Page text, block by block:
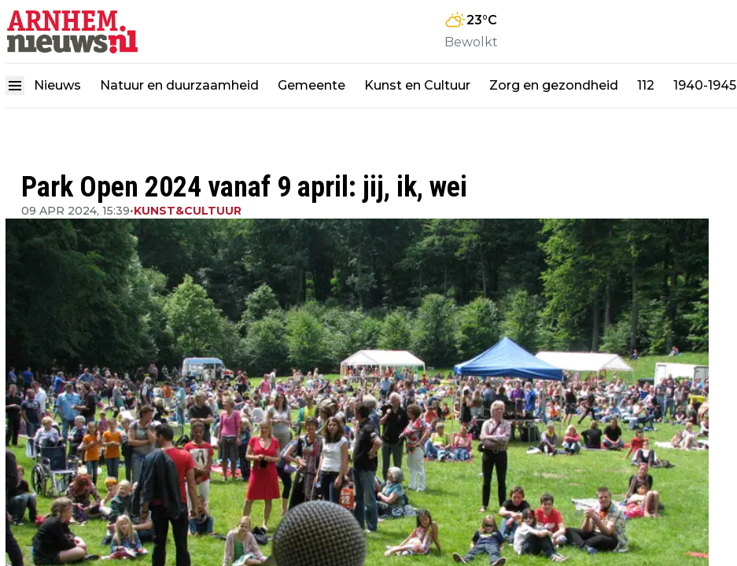
23°C
Bewolkt
Nieuws Natuur en duurzaamheid Gemeente Kunst en Cultuur Zorg en gezondheid 112 1940-1945
Park Open 2024 vanaf 9 april: jij, ik, wei
09 APR 2024, 15:39•KUNST&CULTUUR